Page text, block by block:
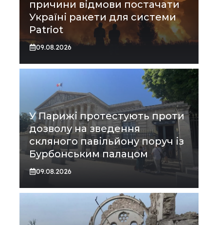
причини відмови постачати
Україні ракети для системи
Patriot
09.08.2026
У Парижі протестують проти
дозволу на зведення
скляного павільйону поруч із
Бурбонським палацом
09.08.2026